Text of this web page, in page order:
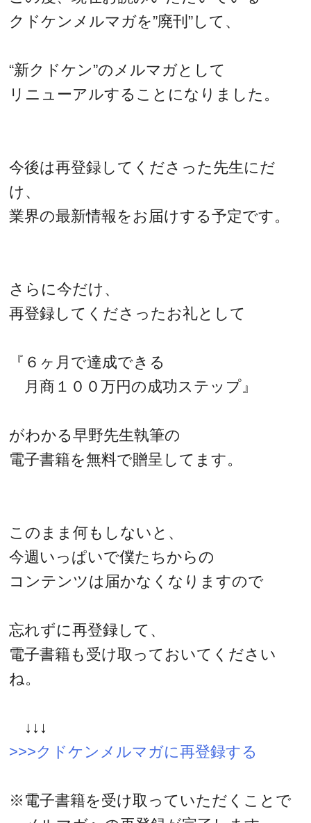
クドケンメルマガを”廃刊”して、
“新クドケン”のメルマガとして
リニューアルすることになりました。
今後は再登録してくださった先生にだ
け、
業界の最新情報をお届けする予定です。
さらに今だけ、
再登録してくださったお礼として
『６ヶ月で達成できる
月商１００万円の成功ステップ』
がわかる早野先生執筆の
電子書籍を無料で贈呈してます。
このまま何もしないと、
今週いっぱいで僕たちからの
コンテンツは届かなくなりますので
忘れずに再登録して、
電子書籍も受け取っておいてください
ね。
↓↓↓
>>>クドケンメルマガに再登録する
※電子書籍を受け取っていただくことで